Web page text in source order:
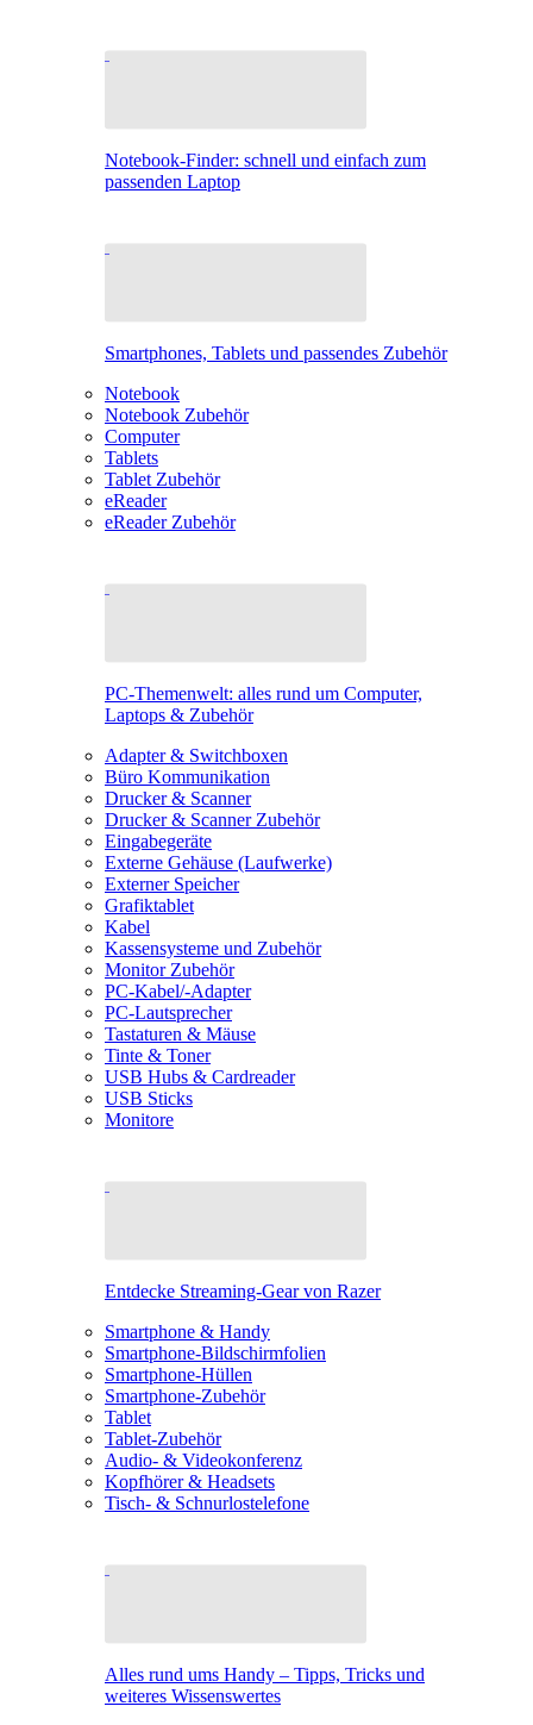
Notebook-Finder: schnell und einfach zum
passenden Laptop
Smartphones, Tablets und passendes Zubehör
Notebook
Notebook Zubehör
Computer
Tablets
Tablet Zubehör
eReader
eReader Zubehör
PC-Themenwelt: alles rund um Computer,
Laptops & Zubehör
Adapter & Switchboxen
Büro Kommunikation
Drucker & Scanner
Drucker & Scanner Zubehör
Eingabegeräte
Externe Gehäuse (Laufwerke)
Externer Speicher
Grafiktablet
Kabel
Kassensysteme und Zubehör
Monitor Zubehör
PC-Kabel/-Adapter
PC-Lautsprecher
Tastaturen & Mäuse
Tinte & Toner
USB Hubs & Cardreader
USB Sticks
Monitore
Entdecke Streaming-Gear von Razer
Smartphone & Handy
Smartphone-Bildschirmfolien
Smartphone-Hüllen
Smartphone-Zubehör
Tablet
Tablet-Zubehör
Audio- & Videokonferenz
Kopfhörer & Headsets
Tisch- & Schnurlostelefone
Alles rund ums Handy – Tipps, Tricks und
weiteres Wissenswertes